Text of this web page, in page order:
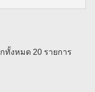
ทั้งหมด 20 รายการ